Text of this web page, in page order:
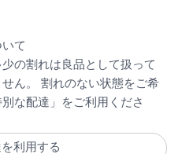
て
の割れは良品として扱って
ん。 割れのない状態をご希
な配達」をご利用くださ
利用する